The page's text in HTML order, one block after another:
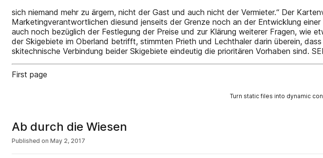
sich niemand mehr zu ärgern, nicht der Gast und auch nicht der Vermieter.“ Der
Marketingverantwortlichen diesund jenseits der Grenze noch an der Entwicklung
auch noch bezüglich der Festlegung der Preise und zur Klärung weiterer Fragen, wie
der Skigebiete im Oberland betrifft, stimmten Prieth und Lechthaler darin überein,
skitechnische Verbindung beider Skigebiete eindeutig die prioritären Vorhaben sind.
First page
Turn static files into dynamic
Ab durch die Wiesen
Published on May 2, 2017